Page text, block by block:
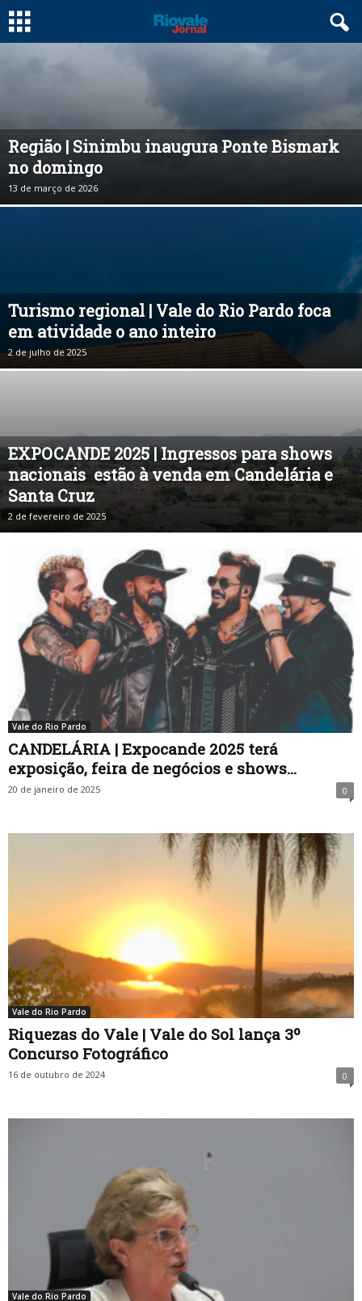
Região | Sinimbu inaugura Ponte Bismark
no domingo
13 de março de 2026
Turismo regional | Vale do Rio Pardo foca
em atividade o ano inteiro
2 de julho de 2025
EXPOCANDE 2025 | Ingressos para shows
nacionais estão à venda em Candelária e
Santa Cruz
2 de fevereiro de 2025
Vale do Rio Pardo
CANDELÁRIA | Expocande 2025 terá
exposição, feira de negócios e shows...
20 de janeiro de 2025 0
Vale do Rio Pardo
Riquezas do Vale | Vale do Sol lança 3º
Concurso Fotográfico
16 de outubro de 2024 0
Vale do Rio Pardo